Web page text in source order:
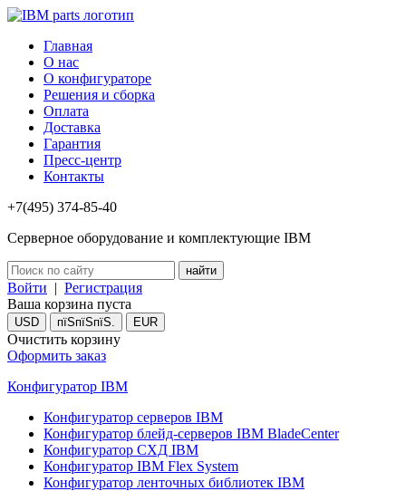
Главная
О нас
О конфигураторе
Решения и сборка
Оплата
Доставка
Гарантия
Пресс-центр
Контакты
+7(495) 374-85-40
Серверное оборудование и комплектующие IBM
Войти | Регистрация
Ваша корзина пуста
USD пїЅпїЅпїЅ. EUR
Очистить корзину
Оформить заказ
Конфигуратор IBM
Конфигуратор серверов IBM
Конфигуратор блейд-серверов IBM BladeCenter
Конфигуратор СХД IBM
Конфигуратор IBM Flex System
Конфигуратор ленточных библиотек IBM